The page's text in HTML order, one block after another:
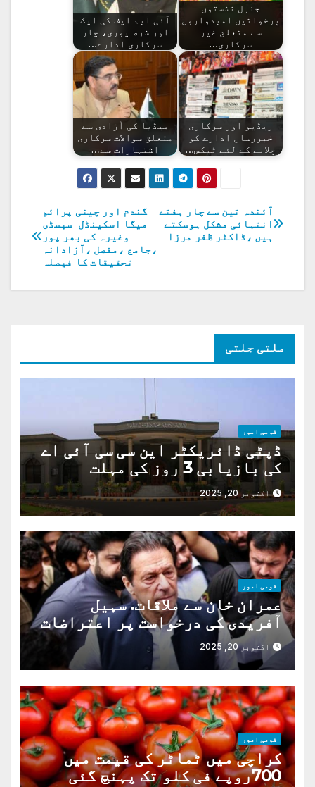
جنرل نشستوں
پرخواتین امیدواروں
سے متعلق غیر
سرکاری…
آئی ایم ایف کی ایک
اور شرط پوری، چار
سرکاری ادارے…
ریڈیو اور سرکاری
خبررساں ادارے کو
چلانے کے لئے ٹیکس…
میڈیا کی آزادی سے
متعلق سوالات سرکاری
اشتہارات سے…
پوسٹوں
کی
گندم اور چینی پرائم
میگا اسکینڈل سبسڈی
وغیرہ کی بھر پور
،جامع ،مفصل ،آزادانہ
تحقیقات کا فیصلہ
آئندہ تین سے چار ہفتے
انتہائی مشکل ہوسکتے
ہیں ،ڈاکٹر ظفر مرزا
ملتی جلتی
قومی امور
ڈپٹی ڈائریکٹر این سی سی آئی اے
کی بازیابی 3 روز کی مہلت
اکتوبر 20, 2025
قومی امور
عمران خان سے ملاقات. سہیل
آفریدی کی درخواست پر اعتراضات
دوراکتوبر 20, 2025
قومی امور
کراچی میں ٹماٹر کی قیمت میں
700روپے فی کلو تک پہنچ گئی